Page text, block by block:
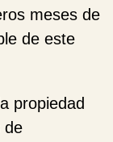
meses de
de este
propiedad
de